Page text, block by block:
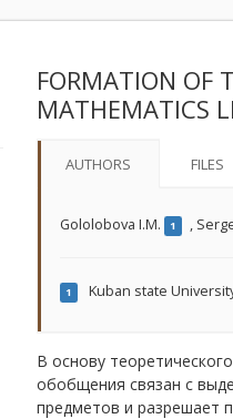
FORMATION OF
MATHEMATICS
AUTHORS FILES
Gololobova I.M. 1 ,
1 Kuban state
В основу
обобщения связан с
предметов и разрешает